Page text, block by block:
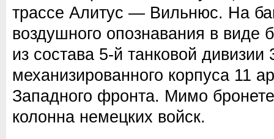
трассе Алитус — Вильнюс. На
воздушного опознавания в виде
из состава 5-й танковой дивизии
механизированного корпуса 11
Западного фронта. Мимо
колонна немецких войск.